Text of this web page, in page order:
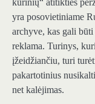
kūrinių“ atitikties
yra posovietiniame
archyve, kas gali
reklama. Turinys,
įžeidžiančiu, turi
pakartotinius
net kalėjimas.